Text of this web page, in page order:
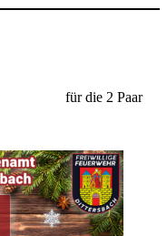
für die 2 Paar